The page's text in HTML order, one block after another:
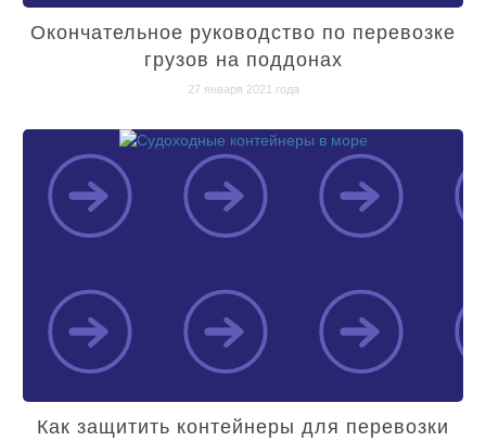
Окончательное руководство по перевозке
грузов на поддонах
27 января 2021 года
Как защитить контейнеры для перевозки